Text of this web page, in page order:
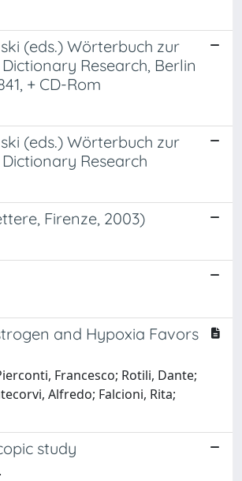
(eds.) Wörterbuch zur
Research, Berlin
+ CD-Rom
(eds.) Wörterbuch zur
Research
Firenze, 2003)
and Hypoxia Favors
Francesco; Rotili, Dante;
Alfredo; Falcioni, Rita;
study